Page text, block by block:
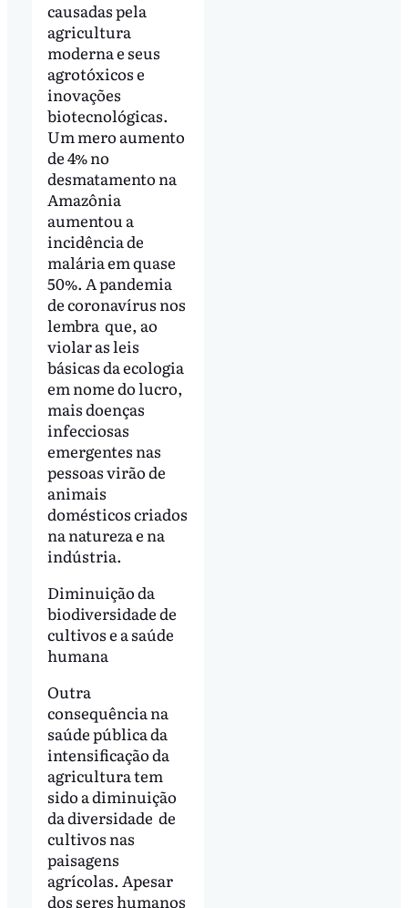
causadas pela
agricultura
moderna e seus
agrotóxicos e
inovações
biotecnológicas.
Um mero aumento
de 4% no
desmatamento na
Amazônia
aumentou a
incidência de
malária em quase
50%. A pandemia
de coronavírus nos
lembra que, ao
violar as leis
básicas da ecologia
em nome do lucro,
mais doenças
infecciosas
emergentes nas
pessoas virão de
animais
domésticos criados
na natureza e na
indústria.
Diminuição da
biodiversidade de
cultivos e a saúde
humana
Outra
consequência na
saúde pública da
intensificação da
agricultura tem
sido a diminuição
da diversidade de
cultivos nas
paisagens
agrícolas. Apesar
dos seres humanos